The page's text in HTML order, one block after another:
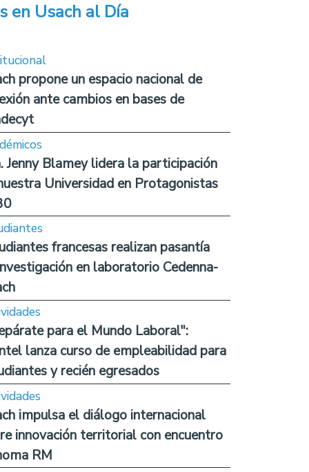
en Usach al Día
propone un espacio nacional de
ante cambios en bases de
Jenny Blamey lidera la participación
Universidad en Protagonistas
francesas realizan pasantía
en laboratorio Cedenna-
para el Mundo Laboral":
lanza curso de empleabilidad para
y recién egresados
impulsa el diálogo internacional
innovación territorial con encuentro
RM